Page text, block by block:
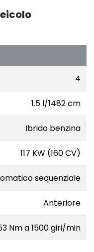
4
1.5 l/1482 cm
Ibrido benzina
117 KW (160 CV)
sequenziale
Anteriore
Nm a 1500 giri/min